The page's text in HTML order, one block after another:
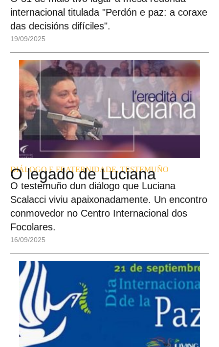
internacional titulada "Perdón e paz: a coraxe
das decisións difíciles".
19/09/2025
DIÁLOGO E FRATERNIDADE, TESTEMUÑO
O legado de Luciana
O testemuño dun diálogo que Luciana
Scalacci viviu apaixonadamente. Un encontro
conmovedor no Centro Internacional dos
Focolares.
16/09/2025